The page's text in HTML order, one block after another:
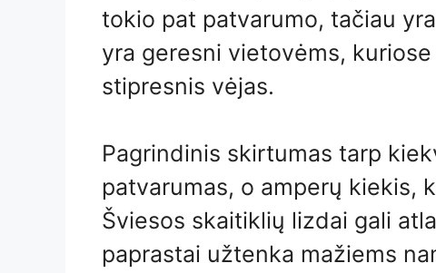
tokio pat patvarumo, tačiau
yra geresni vietovėms,
stipresnis vėjas.
Pagrindinis skirtumas tarp
patvarumas, o amperų kiekis,
Šviesos skaitiklių lizdai gali
paprastai užtenka mažiems